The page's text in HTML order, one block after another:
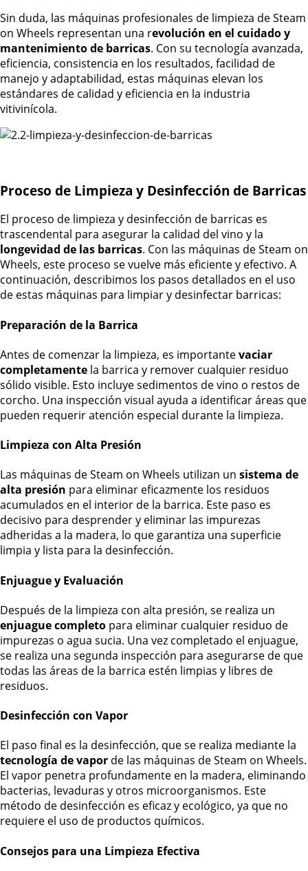
Sin duda, las máquinas profesionales de limpieza de Steam
on Wheels representan una revolución en el cuidado y
mantenimiento de barricas. Con su tecnología avanzada,
eficiencia, consistencia en los resultados, facilidad de
manejo y adaptabilidad, estas máquinas elevan los
estándares de calidad y eficiencia en la industria
vitivinícola.
Proceso de Limpieza y Desinfección de Barricas
El proceso de limpieza y desinfección de barricas es
trascendental para asegurar la calidad del vino y la
longevidad de las barricas. Con las máquinas de Steam on
Wheels, este proceso se vuelve más eficiente y efectivo. A
continuación, describimos los pasos detallados en el uso
de estas máquinas para limpiar y desinfectar barricas:
Preparación de la Barrica
Antes de comenzar la limpieza, es importantevaciar
completamente la barrica y remover cualquier residuo
sólido visible. Esto incluye sedimentos de vino o restos de
corcho. Una inspección visual ayuda a identificar áreas que
pueden requerir atención especial durante la limpieza.
Limpieza con Alta Presión
Las máquinas de Steam on Wheels utilizan un sistema de
alta presión para eliminar eficazmente los residuos
acumulados en el interior de la barrica. Este paso es
decisivo para desprender y eliminar las impurezas
adheridas a la madera, lo que garantiza una superficie
limpia y lista para la desinfección.
Enjuague y Evaluación
Después de la limpieza con alta presión, se realiza un
enjuague completo para eliminar cualquier residuo de
impurezas o agua sucia. Una vez completado el enjuague,
se realiza una segunda inspección para asegurarse de que
todas las áreas de la barrica estén limpias y libres de
residuos.
Desinfección con Vapor
El paso final es la desinfección, que se realiza mediante la
tecnología de vapor de las máquinas de Steam on Wheels.
El vapor penetra profundamente en la madera, eliminando
bacterias, levaduras y otros microorganismos. Este
método de desinfección es eficaz y ecológico, ya que no
requiere el uso de productos químicos.
Consejos para una Limpieza Efectiva